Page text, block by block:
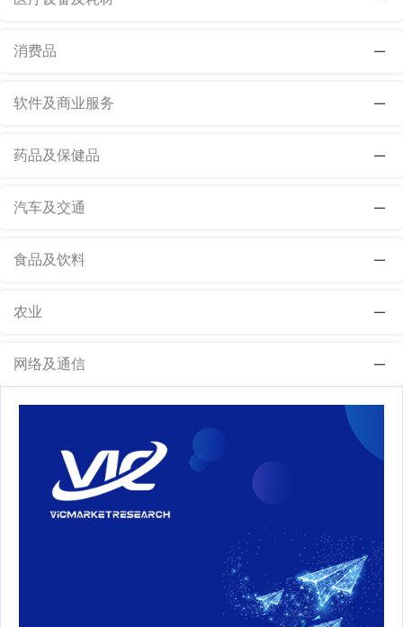
消费品
软件及商业服务
药品及保健品
汽车及交通
食品及饮料
农业
网络及通信